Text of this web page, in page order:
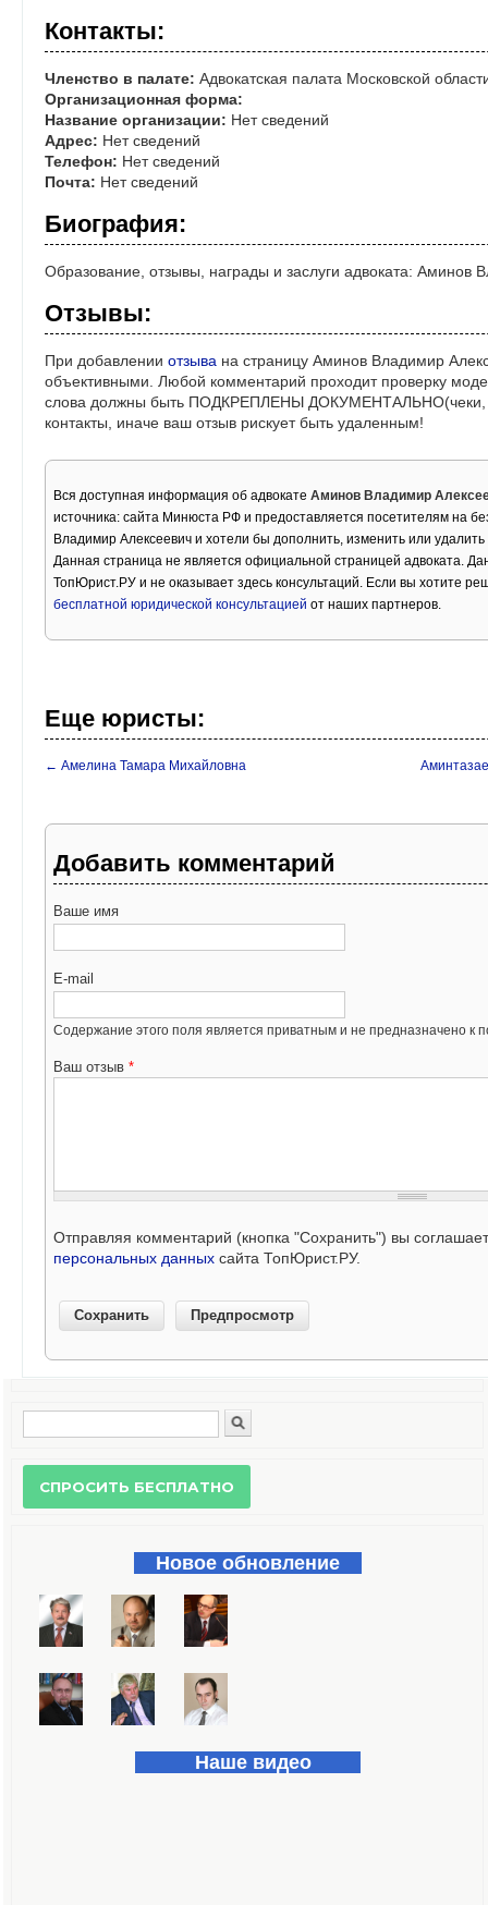
Контакты:
Членство в палате: Адвокатская палата Московской
Организационная форма:
Название организации: Нет сведений
Адрес: Нет сведений
Телефон: Нет сведений
Почта: Нет сведений
Биография:
Образование, отзывы, награды и заслуги адвоката: Аминов
Отзывы:
При добавлении отзыва на страницу Аминов Владимир
объективными. Любой комментарий проходит проверку
слова должны быть ПОДКРЕПЛЕНЫ ДОКУМЕНТАЛЬНО(чеки,
контакты, иначе ваш отзыв рискует быть удаленным!
Вся доступная информация об адвокате Аминов Владимир
источника: сайта Минюста РФ и предоставляется посетителям на
Владимир Алексеевич и хотели бы дополнить, изменить или
Данная страница не является официальной страницей адвоката.
ТопЮрист.РУ и не оказывает здесь консультаций. Если вы хотите
бесплатной юридической консультацией от наших партнеров.
Еще юристы:
← Амелина Тамара Михайловна
Добавить комментарий
Ваше имя
E-mail
Содержание этого поля является приватным и не предназначено к
Ваш отзыв *
Отправляя комментарий (кнопка "Сохранить") вы
персональных данных сайта ТопЮрист.РУ.
Форма поиска
Новое обновление
Наше видео